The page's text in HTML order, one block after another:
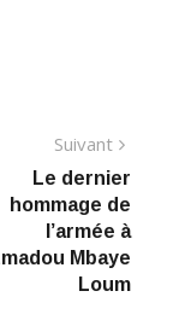
Suivant
​Le dernier
hommage de
l’armée à
Mbaye
Loum